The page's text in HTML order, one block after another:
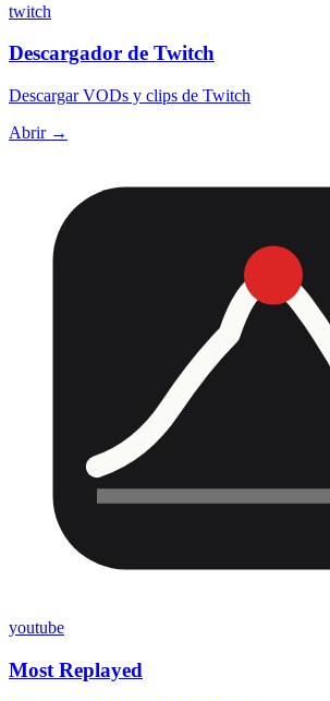
twitch
Descargador de Twitch
Descargar VODs y clips de Twitch
Abrir →
youtube
Most Replayed